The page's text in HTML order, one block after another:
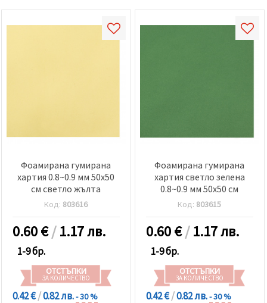
Фоамирана гумирана
хартия 0.8~0.9 мм 50x50
см светло жълта
Код: 803616
0.60€/1.17 лв.
1-9 бр.
ОТСТЪПКИ
ЗА КОЛИЧЕСТВО
0.42 €/0.82 лв.- 30 %
Фоамирана гумирана
хартия светло зелена
0.8~0.9 мм 50x50 см
Код: 803615
0.60€/1.17 лв.
1-9 бр.
ОТСТЪПКИ
ЗА КОЛИЧЕСТВО
0.42 €/0.82 лв.- 30 %